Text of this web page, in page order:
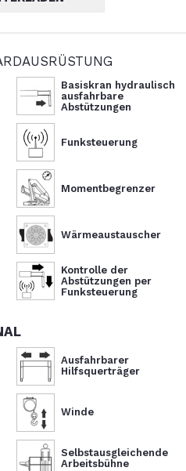
Basiskran hydraulisch
ausfahrbare
Abstützungen
Funksteuerung
Momentbegrenzer
Wärmeaustauscher
Kontrolle der
Abstützungen per
Funksteuerung
Ausfahrbarer
Hilfsquerträger
Winde
Selbstausgleichende
Arbeitsbühne